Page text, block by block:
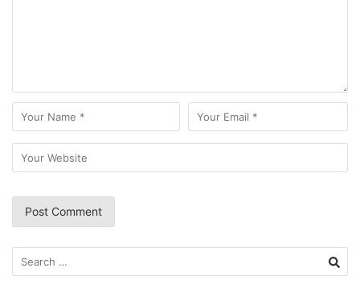
Search
for: